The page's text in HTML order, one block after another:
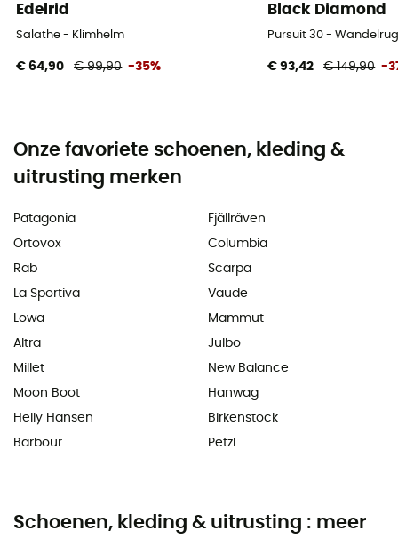
Edelrid
Salathe - Klimhelm
€ 64,90 € 99,90 -35%
Black Diamond
Pursuit 30 -
€ 93,42 € 149,90 -
Onze favoriete schoenen, kleding &
uitrusting merken
Patagonia
Ortovox
Rab
La Sportiva
Lowa
Altra
Millet
Moon Boot
Helly Hansen
Barbour
Fjällräven
Columbia
Scarpa
Vaude
Mammut
Julbo
New Balance
Hanwag
Birkenstock
Petzl
Schoenen, kleding & uitrusting : meer